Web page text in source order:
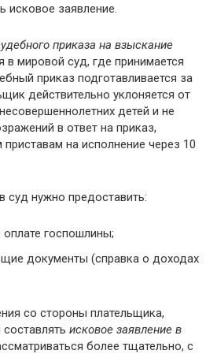
исковое заявление.
приказа на взыскание
в мировой суд, где принимается
приказ подготавливается за
действительно уклоняется от
детей и не
в ответ на приказ,
на исполнение через 10
суд нужно предоставить:
госпошлины;
документы (справка о доходах
со стороны плательщика,
исковое заявление в
более тщательно, с